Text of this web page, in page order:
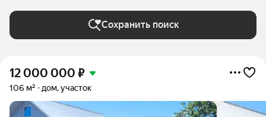
Сохранить поиск
12 000 000 ₽
106 м² дом, участок